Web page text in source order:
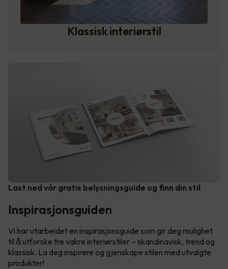
Klassisk interiørstil
Last ned vår gratis belysningsguide og finn din stil
Inspirasjonsguiden
Vi har utarbeidet en inspirasjonsguide som gir deg mulighet
til å utforske tre vakre interiørstiler – skandinavisk, trend og
klassisk. La deg inspirere og gjenskape stilen med utvalgte
produkter!